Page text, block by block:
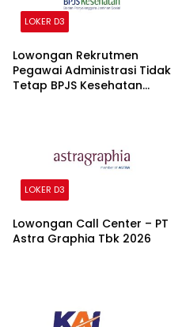
LOKER D3
Lowongan Rekrutmen
Pegawai Administrasi Tidak
Tetap BPJS Kesehatan
LOKER D3
Lowongan Call Center – PT
Astra Graphia Tbk 2026